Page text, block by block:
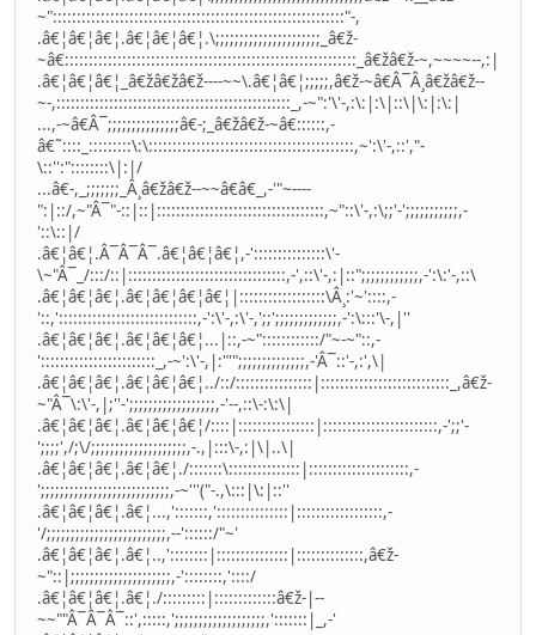
~":::::::::::::::::::::::::::::::::::::::::::::::::::::::::::::"-,
.â€¦â€¦â€¦.â€¦â€¦â€¦.\;;;;;;;;;;;;;;;;;;;;;;_â€ž-
~â€:::::::::::::::::::::::::::::::::::::::::::::::::::::::::::::_â€žâ€ž-~,~~~~--,:|
.â€¦â€¦â€¦_â€žâ€žâ€ž----~~\.â€¦â€¦;;;;;,â€ž-~â€Â¯Â¸â€žâ€ž--
~-,:::::::::::::::::::::::::::::::::::::::::::::::::_,-~":'\'-,:\:|:\|::\|\:|:\:|
...,-~â€Â¯;;;;;;;;;;;;;;;â€-;_â€žâ€ž-~â€::::::,-
â€˜::::_:::::::::\:\:::::::::::::::::::::::::::::::::::::::::::,~':\'-,::',"-
\::'':"::::::::\|:|/
...â€-,_;;;;;;;_Â¸â€žâ€ž--~~â€â€_,-'"~----
":|::/,~"Â¯"-::|::|:::::::::::::::::::::::::::::::::::,~"::\'-,:\;;'-';;;;;;;;;;;,-
'::\::|/
.â€¦â€¦.Â¯Â¯Â¯.â€¦â€¦â€¦,-':::::::::::::::\'-
\~"Â¯_/:::/::|:::::::::::::::::::::::::::::::::,-',::\'-,:|::";;;;;;;;;;;;,-':\:'-,::\
.â€¦â€¦â€¦.â€¦â€¦â€¦â€¦|::::::::::::::::::\Â¸:'~'::::,-
'::,':::::::::::::::::::::::::::::,-':\'-,:\'-,';;';;;;;;;;;;;;;,-':\:::'\-,|''
.â€¦â€¦â€¦.â€¦â€¦â€¦...|::,-~"::::::::::::/"~-~"::,-
'::::::::::::::::::::::::_,-~':\'-,|:"'";;;;;;;;;;;;;;,-'Â¯::'-,:',\|
.â€¦â€¦â€¦.â€¦â€¦â€¦../::/::::::::::::::::|:::::::::::::::::::::::::::_,â€ž-
~"Â¯\:\'-,|;''-';;;;;;;;;;;;;;;;;;,-'--,::\-:\:\|
.â€¦â€¦â€¦.â€¦â€¦â€¦/::::|::::::::::::::::|::::::::::::::::::::::::,-';;'-
';;;;',/;\/;;;;;;;;;;;;;;;;;;;;,-.,|:::\-,:|\|..\|
.â€¦â€¦â€¦.â€¦â€¦./:::::::\:::::::::::::::|:::::::::::::::::::::,-
';;;;;;;;;;;;;;;;;;;;;;;;;;;,-~'''("-.,\:::|\:|::''
.â€¦â€¦â€¦.â€¦...,':::::::,':::::::::::::::|::::::::::::::::::,-
'/;;;;;;;;;;;;;;;;;;;;;;;;;,--'::::::/"~'
.â€¦â€¦â€¦.â€¦..,'::::::::|:::::::::::::::|::::::::::::::,â€ž-
~"::|;;;;;;;;;;;;;;;;;;;;;,-'::::::::,'::::/
.â€¦â€¦â€¦.â€¦./:::::::::|:::::::::::::â€ž-|--
~~""Â¯Â¯Â¯::',:::::,';;;;;;;;;;;;;;;;;;;,':::::::|_,-'